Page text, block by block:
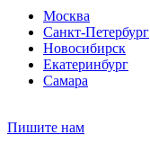
Москва
Санкт-Петербург
Новосибирск
Екатеринбург
Самара
Пишите нам